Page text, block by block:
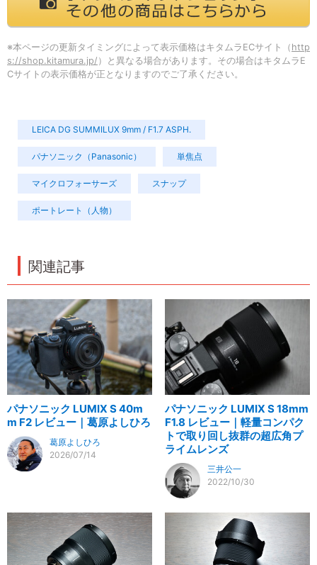
※本ページの更新タイミングによって表示価格はキタムラECサイト（ http
s://shop.kitamura.jp/ ）と異なる場合があります。その場合はキタムラE
Cサイトの表示価格が正となりますのでご了承ください。
LEICA DG SUMMILUX 9mm / F1.7 ASPH.
パナソニック（Panasonic） 単焦点
マイクロフォーサーズ スナップ
ポートレート（人物）
関連記事
パナソニック LUMIX S 40m
m F2 レビュー｜葛原よしひろ
葛原よしひろ
2026/07/14
パナソニック LUMIX S 18mm
F1.8 レビュー｜軽量コンパク
トで取り回し抜群の超広角プ
ライムレンズ
三井公一
2022/10/30